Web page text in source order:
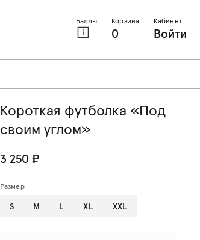
Баллы Корзина
0
Кабинет
Войти
Короткая футболка «Под
своим углом»
3 250 ₽
Размер
S M L XL XXL